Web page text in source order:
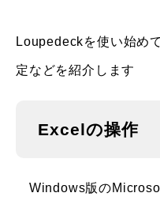
Loupedeckを使い始め
定などを紹介します
Excelの操作
Windows版の